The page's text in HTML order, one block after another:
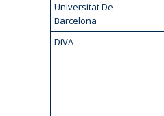
Universitat De
Barcelona
DiVA